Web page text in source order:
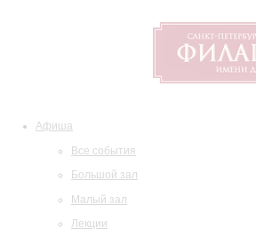
Афиша
Все события
Большой зал
Малый зал
Лекции